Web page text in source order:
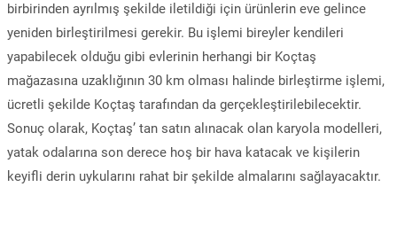
birbirinden ayrılmış şekilde iletildiği için ürünlerin eve gelince
yeniden birleştirilmesi gerekir. Bu işlemi bireyler kendileri
yapabilecek olduğu gibi evlerinin herhangi bir Koçtaş
mağazasına uzaklığının 30 km olması halinde birleştirme işlemi,
ücretli şekilde Koçtaş tarafından da gerçekleştirilebilecektir.
Sonuç olarak, Koçtaş’ tan satın alınacak olan karyola modelleri,
yatak odalarına son derece hoş bir hava katacak ve kişilerin
keyifli derin uykularını rahat bir şekilde almalarını sağlayacaktır.